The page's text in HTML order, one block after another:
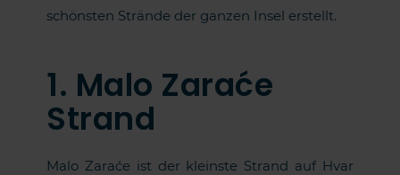
schönsten Strände der ganzen Insel erstellt.
1. Malo Zaraće
Strand
Malo Zaraće ist der kleinste Strand auf Hvar